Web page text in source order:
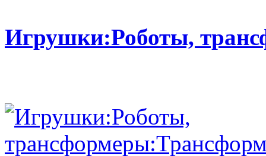
Игрушки:Роботы,